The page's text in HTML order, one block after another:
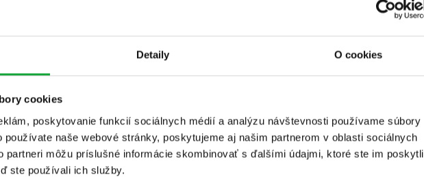
Detaily O cookies
cookies
poskytovanie funkcií sociálnych médií a analýzu návštevnosti používame súbory
používate naše webové stránky, poskytujeme aj našim partnerom v oblasti sociálnych
partneri môžu príslušné informácie skombinovať s ďalšími údajmi, ktoré ste im poskytli
ste používali ich služby.